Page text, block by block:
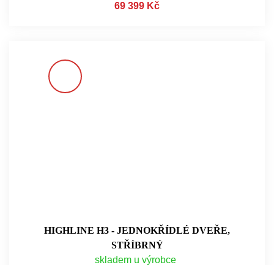
69 399 Kč
HIGHLINE H3 - JEDNOKŘÍDLÉ DVEŘE,
STŘÍBRNÝ
skladem u výrobce